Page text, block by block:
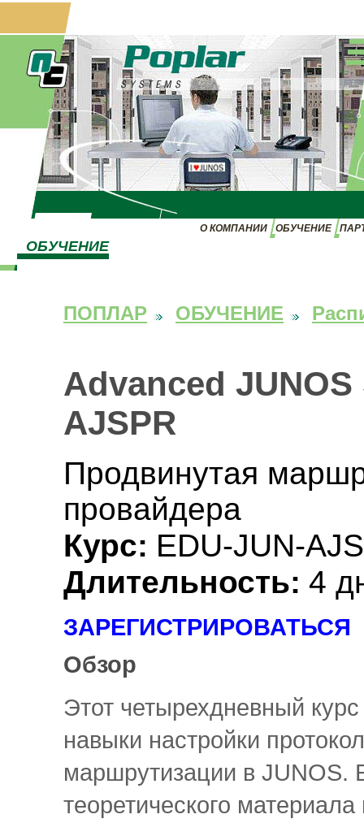
О КОМПАНИИ ОБУЧЕНИЕ
ОБУЧЕНИЕ
ПОПЛАР ОБУЧЕНИЕ
Advanced
AJSPR
Продвинутая
провайдера
Курс: EDU-JUN-
Длительность: 4
ЗАРЕГИСТРИРОВАТЬСЯ
Обзор
Этот четырехдневный
навыки настройки
маршрутизации в JUNOS.
теоретического